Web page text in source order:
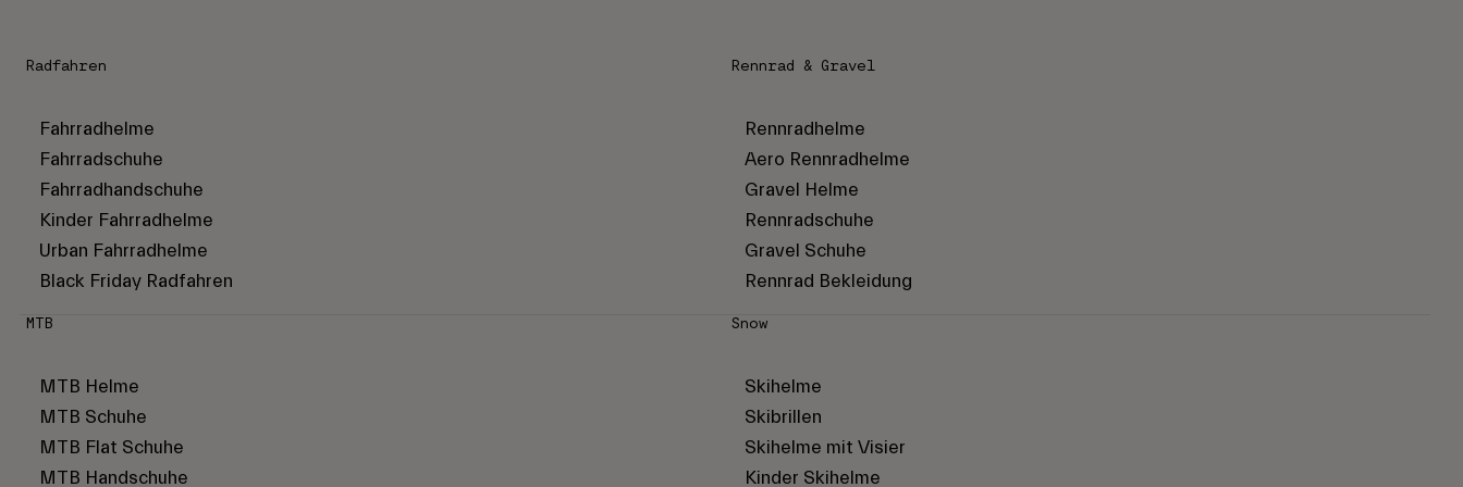
Radfahren
Fahrradhelme
Fahrradschuhe
Fahrradhandschuhe
Kinder Fahrradhelme
Urban Fahrradhelme
Black Friday Radfahren
Rennrad & Gravel
Rennradhelme
Aero Rennradhelme
Gravel Helme
Rennradschuhe
Gravel Schuhe
Rennrad Bekleidung
MTB
MTB Helme
MTB Schuhe
MTB Flat Schuhe
MTB Handschuhe
Snow
Skihelme
Skibrillen
Skihelme mit Visier
Kinder Skihelme